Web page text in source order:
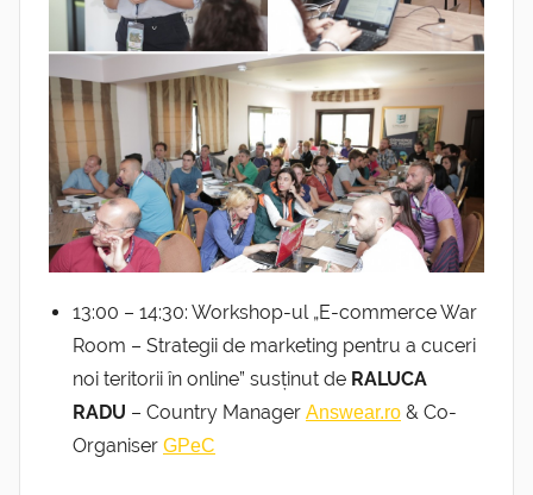
13:00 – 14:30: Workshop-ul „E-commerce War
Room – Strategii de marketing pentru a cuceri
noi teritorii în online” susținut de RALUCA
RADU – Country Manager Answear.ro & Co-
Organiser GPeC